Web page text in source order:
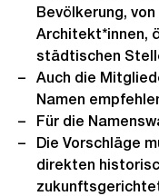
Bevölkerung,
Architekt*innen,
städtischen
Auch die
Namen
Für die
Die Vorschläge
direkten